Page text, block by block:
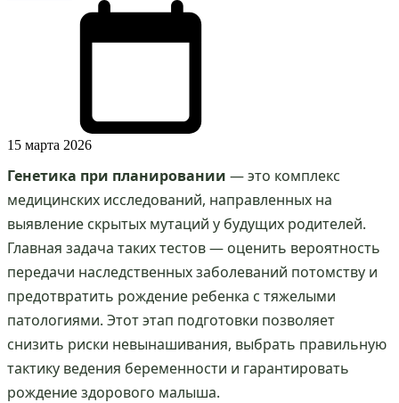
15 марта 2026
Генетика при планировании — это комплекс
медицинских исследований, направленных на
выявление скрытых мутаций у будущих родителей.
Главная задача таких тестов — оценить вероятность
передачи наследственных заболеваний потомству и
предотвратить рождение ребенка с тяжелыми
патологиями. Этот этап подготовки позволяет
снизить риски невынашивания, выбрать правильную
тактику ведения беременности и гарантировать
рождение здорового малыша.